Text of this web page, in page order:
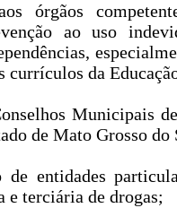
órgãos
ao uso
currículos da
Municipais
de Mato Grosso do
entidades
e terciária de drogas;